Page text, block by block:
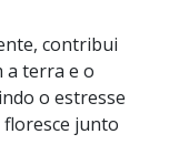
contribui
a terra e o
o estresse
floresce junto